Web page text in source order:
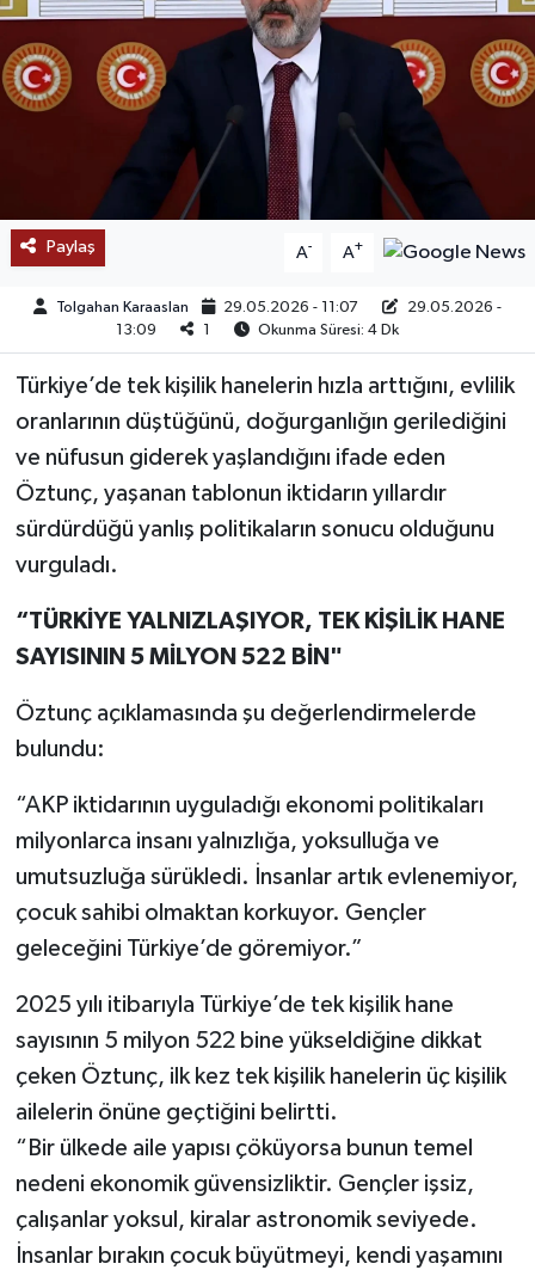
Paylaş A- A+
Tolgahan Karaaslan 29.05.2026 - 11:07
29.05.2026 -
13:09
1 Okunma Süresi: 4 Dk
Türkiye’de tek kişilik hanelerin hızla arttığını, evlilik
oranlarının düştüğünü, doğurganlığın gerilediğini
ve nüfusun giderek yaşlandığını ifade eden
Öztunç, yaşanan tablonun iktidarın yıllardır
sürdürdüğü yanlış politikaların sonucu olduğunu
vurguladı.
“TÜRKİYE YALNIZLAŞIYOR, TEK KİŞİLİK HANE
SAYISININ 5 MİLYON 522 BİN"
Öztunç açıklamasında şu değerlendirmelerde
bulundu:
“AKP iktidarının uyguladığı ekonomi politikaları
milyonlarca insanı yalnızlığa, yoksulluğa ve
umutsuzluğa sürükledi. İnsanlar artık evlenemiyor,
çocuk sahibi olmaktan korkuyor. Gençler
geleceğini Türkiye’de göremiyor.”
2025 yılı itibarıyla Türkiye’de tek kişilik hane
sayısının 5 milyon 522 bine yükseldiğine dikkat
çeken Öztunç, ilk kez tek kişilik hanelerin üç kişilik
ailelerin önüne geçtiğini belirtti.
“Bir ülkede aile yapısı çöküyorsa bunun temel
nedeni ekonomik güvensizliktir. Gençler işsiz,
çalışanlar yoksul, kiralar astronomik seviyede.
İnsanlar bırakın çocuk büyütmeyi, kendi yaşamını
BÖLGE
KEŞFET
POPÜLER
DÜNYA
MEDYA
OTOMOTİV
YAŞAM